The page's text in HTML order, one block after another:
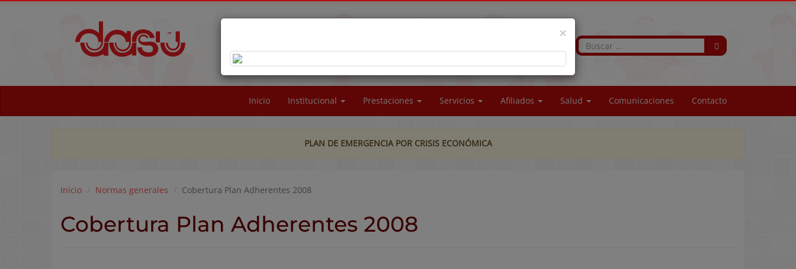
NACIONAL DE LA PATAGONIA SAN JUAN BOSCO
Inicio Institucional Prestaciones Servicios Afiliados Salud Comunicaciones Contacto
PLAN DE EMERGENCIA POR CRISIS ECONÓMICA
Inicio Normas generales Cobertura Plan Adherentes 2008
Cobertura Plan Adherentes 2008
×